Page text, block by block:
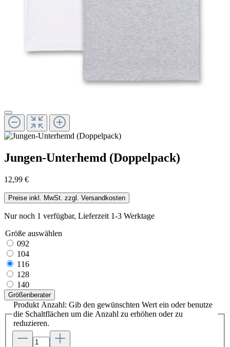
Jungen-Unterhemd (Doppelpack)
12,99 €
Preise inkl. MwSt. zzgl. Versandkosten
Nur noch 1 verfügbar, Lieferzeit 1-3 Werktage
Größe auswählen
092
104
116
128
140
Größenberater
Produkt Anzahl: Gib den gewünschten Wert ein oder benutze
die Schaltflächen um die Anzahl zu erhöhen oder zu
reduzieren.